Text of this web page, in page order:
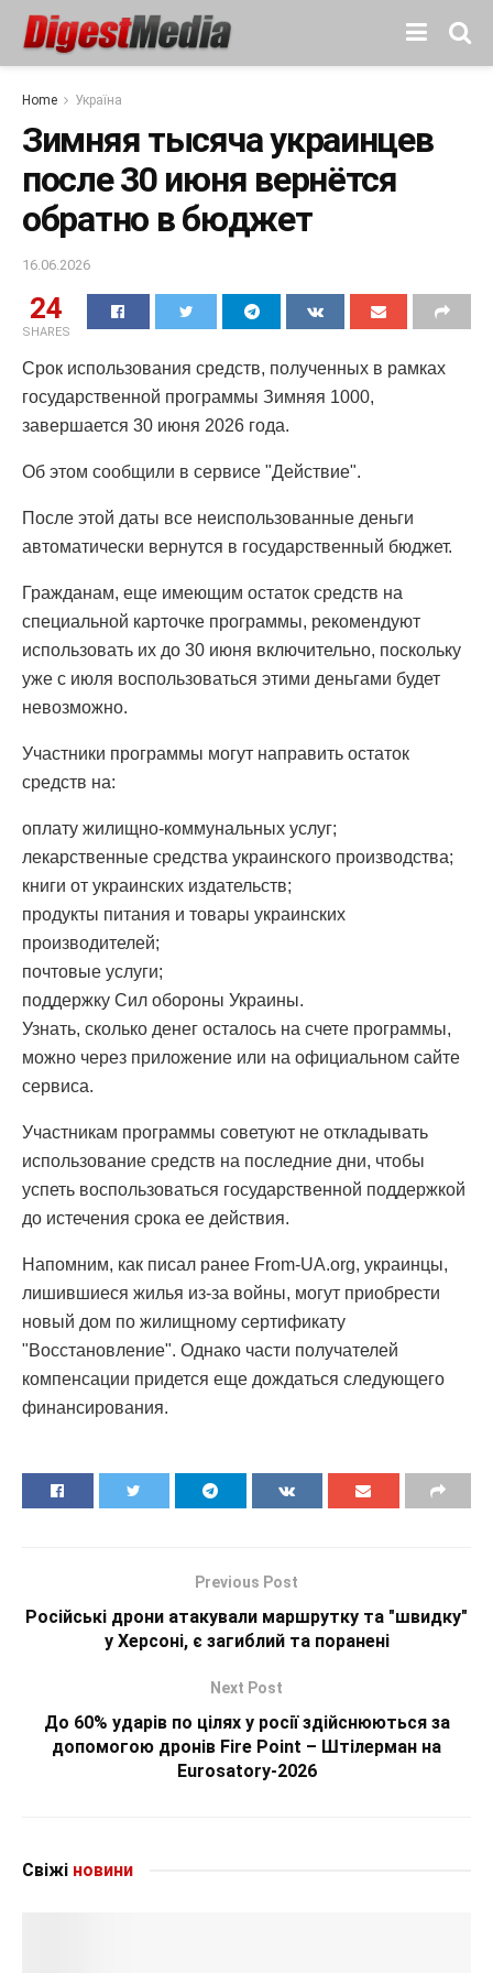
Home Україна
Зимняя тысяча украинцев
после 30 июня вернётся
обратно в бюджет
16.06.2026
24
SHARES
Срок использования средств, полученных в рамках
государственной программы Зимняя 1000,
завершается 30 июня 2026 года.
Об этом сообщили в сервисе "Действие".
После этой даты все неиспользованные деньги
автоматически вернутся в государственный бюджет.
Гражданам, еще имеющим остаток средств на
специальной карточке программы, рекомендуют
использовать их до 30 июня включительно, поскольку
уже с июля воспользоваться этими деньгами будет
невозможно.
Участники программы могут направить остаток
средств на:
оплату жилищно-коммунальных услуг;
лекарственные средства украинского производства;
книги от украинских издательств;
продукты питания и товары украинских
производителей;
почтовые услуги;
поддержку Сил обороны Украины.
Узнать, сколько денег осталось на счете программы,
можно через приложение или на официальном сайте
сервиса.
Участникам программы советуют не откладывать
использование средств на последние дни, чтобы
успеть воспользоваться государственной поддержкой
до истечения срока ее действия.
Напомним, как писал ранее From-UA.org, украинцы,
лишившиеся жилья из-за войны, могут приобрести
новый дом по жилищному сертификату
"Восстановление". Однако части получателей
компенсации придется еще дождаться следующего
финансирования.
Previous Post
Російські дрони атакували маршрутку та "швидку"
у Херсоні, є загиблий та поранені
Next Post
До 60% ударів по цілях у росії здійснюються за
допомогою дронів Fire Point – Штілерман на
Eurosatory-2026
Свіжі новини